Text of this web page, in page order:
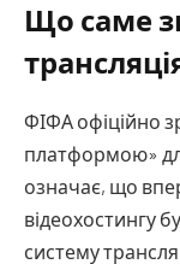
Що саме
ФІФА офіційно
платформою»
означає, що
відеохостингу
систему